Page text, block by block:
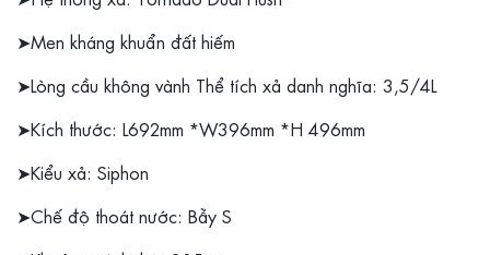
➤Men kháng khuẩn đất hiếm
➤Lòng cầu không vành Thể tích xả danh nghĩa: 3,5/4L
➤Kích thước: L692mm *W396mm *H 496mm
➤Kiểu xả: Siphon
➤Chế độ thoát nước: Bẫy S